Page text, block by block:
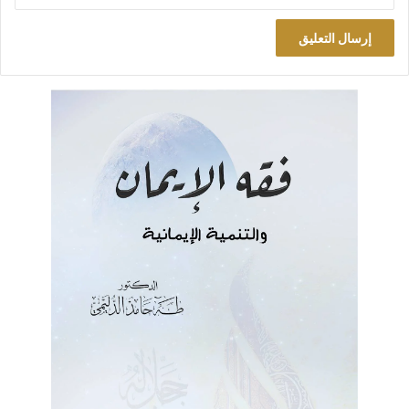
الأول: أن الله تعالى جعل للفرح سبباً دائماً هو ما لخصته الآية
الكريمة: (قُلْ بِفَضْلِ اللَّهِ وَبِرَحْمَتِهِ فَبِذَلِكَ فَلْيَفْرَحُوا هُوَ خَيْرٌ مِمَّا
يَجْمَعُونَ) (يونس:58). وقد جاءت بعد قوله تعالى: (يَا أَيُّهَا النَّاسُ قَدْ
جَاءَتْكُمْ مَوْعِظَةٌ مِنْ رَبِّكُمْ وَشِفَاءٌ لِمَا فِي الصُّدُورِ وَهُدًى وَرَحْمَةٌ
هذا هو الفرح المطلوب عند المسلم. الفرح بفضل الله ورحمته، وإن
فرح الفرحون بما يجمعون. وذلك لا يكون إلا بأدائه لواجباته تجاه ربه
وتجاه مجتمعه. فمن فعل ذلك فمن حقه أن يفرح ونفرح معه مهما
ادلهمت الخطوب، وساءت الظروف. وهنا تأتي الحكمة العظيمة في
هو فيه من خذلان، فإنه أحمق يستعاذ من رفقته.
كن حسّاساً .. ولكن عاملاً متحركاً